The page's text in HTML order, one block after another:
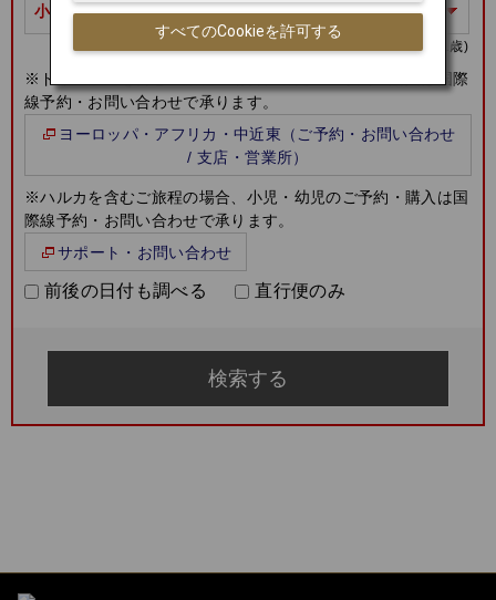
小児 幼児
(0～1歳)
※ドイツ鉄道を含むご旅程の場合、幼児のご予約・購入は国際
線予約・お問い合わせで承ります。
ヨーロッパ・アフリカ・中近東（ご予約・お問い合わせ
/ 支店・営業所）
※ハルカを含むご旅程の場合、小児・幼児のご予約・購入は国
際線予約・お問い合わせで承ります。
サポート・お問い合わせ
前後の日付も調べる 直行便のみ
すべてのCookieを許可する